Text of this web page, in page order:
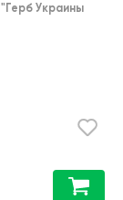
"Герб Украины